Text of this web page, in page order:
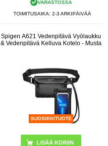
VARASTOSSA
TOIMITUSAIKA: 2-3 ARKIPÄIVÄÄ
Spigen A621 Vedenpitävä Vyölaukku
& Vedenpitävä Kelluva Kotelo - Musta
SUOSIKKITUOTE